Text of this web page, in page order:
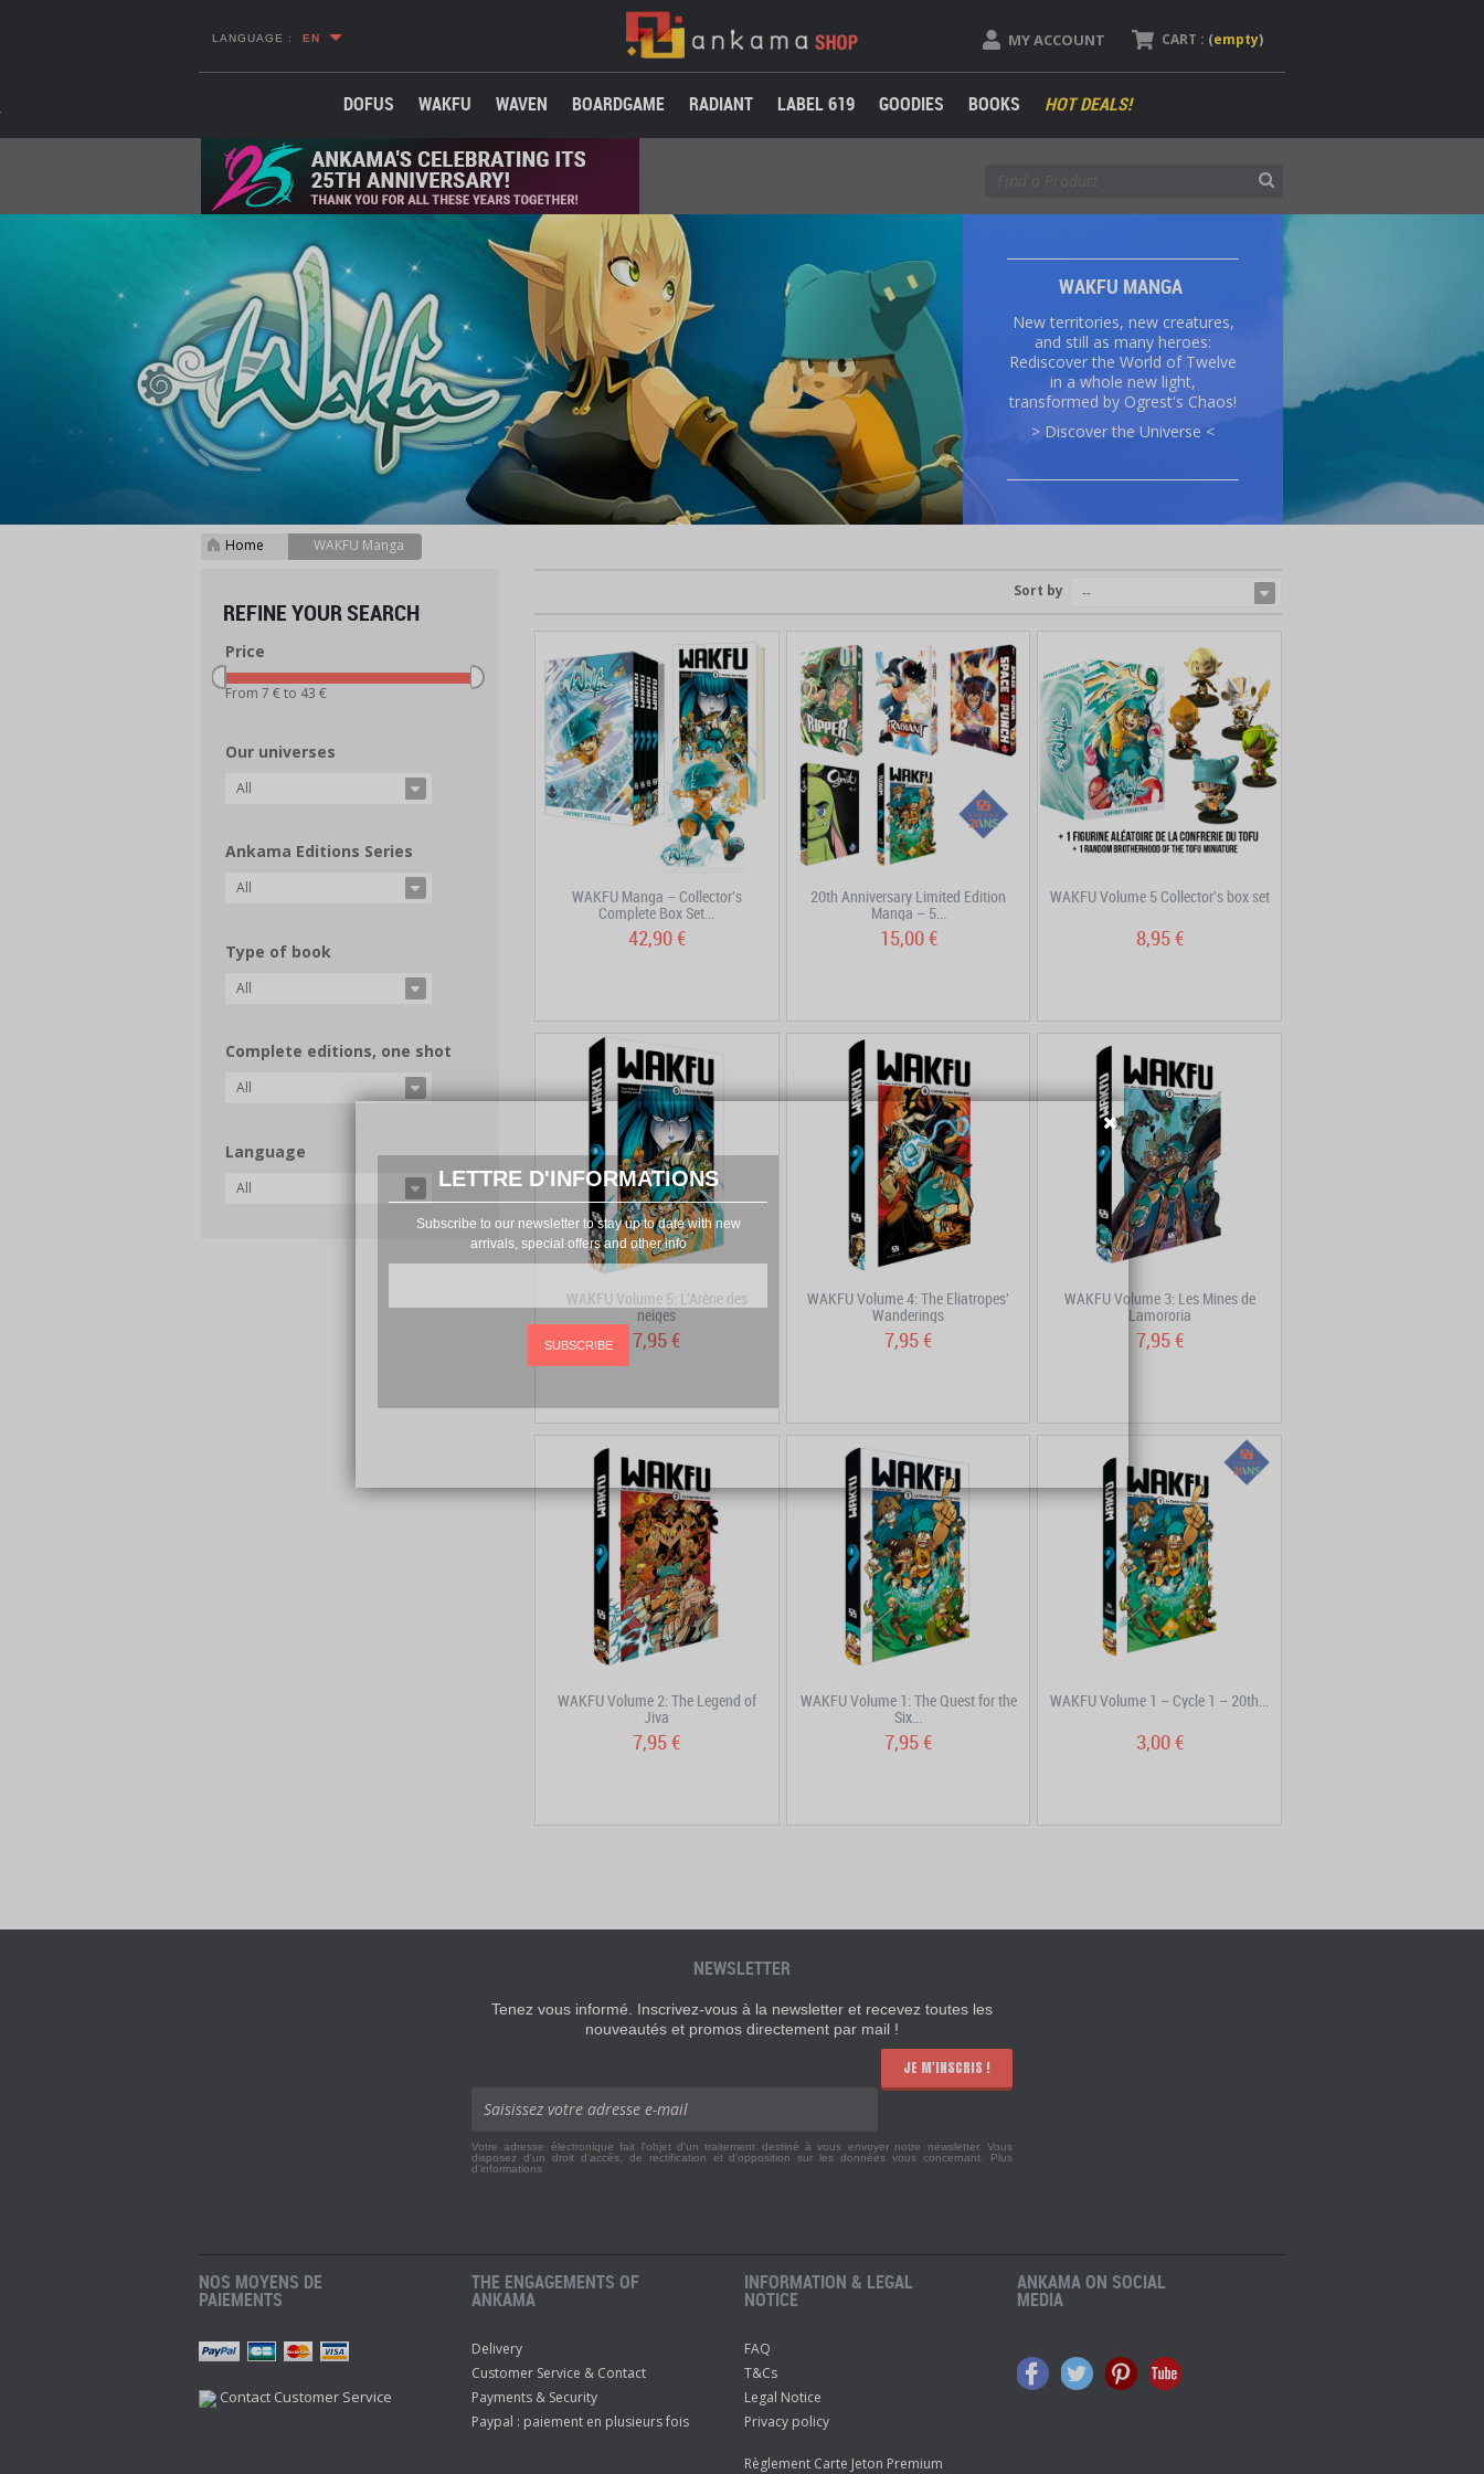
LETTRE D'INFORMATIONS
Subscribe to our newsletter to stay up to date with new
arrivals, special offers and other info
SUBSCRIBE
LANGUAGE : EN CART : (empty)
MY ACCOUNT
DOFUS WAKFU WAVEN BOARDGAME RADIANT LABEL 619 GOODIES BOOKS HOT DEALS!
WAKFU MANGA
New territories, new creatures,
and still as many heroes:
Rediscover the World of Twelve
in a whole new light,
transformed by Ogrest's Chaos!
> Discover the Universe <
Home WAKFU Manga
REFINE YOUR SEARCH
Price
From 7 € to 43 €
Our universes
All
Ankama Editions Series
All
Type of book
All
Complete editions, one shot
All
Language
All
Sort by --
WAKFU Manga – Collector's
Complete Box Set...
42,90 €
20th Anniversary Limited Edition
Manga – 5...
15,00 €
WAKFU Volume 5 Collector's box set
8,95 €
WAKFU Volume 5: L'Arène des
neiges
7,95 €
WAKFU Volume 4: The Eliatropes'
Wanderings
7,95 €
WAKFU Volume 3: Les Mines de
Lamororia
7,95 €
WAKFU Volume 2: The Legend of
Jiva
7,95 €
WAKFU Volume 1: The Quest for the
Six...
7,95 €
WAKFU Volume 1 – Cycle 1 – 20th...
3,00 €
NEWSLETTER
Tenez vous informé. Inscrivez-vous à la newsletter et recevez toutes les
nouveautés et promos directement par mail !
JE M'INSCRIS !
Votre adresse électronique fait l'objet d'un traitement destiné à vous envoyer notre newsletter. Vous
disposez d'un droit d'accès, de rectification et d'opposition sur les données vous concernant. Plus
d'informations
NOS MOYENS DE
PAIEMENTS
Contact Customer Service
THE ENGAGEMENTS OF
ANKAMA
Delivery
Customer Service & Contact
Payments & Security
Paypal : paiement en plusieurs fois
INFORMATION & LEGAL
NOTICE
FAQ
T&Cs
Legal Notice
Privacy policy
Règlement Carte Jeton Premium
ANKAMA ON SOCIAL
MEDIA